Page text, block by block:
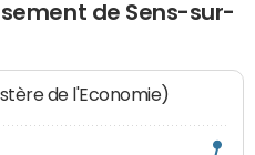
de Sens-sur-
de l'Economie)